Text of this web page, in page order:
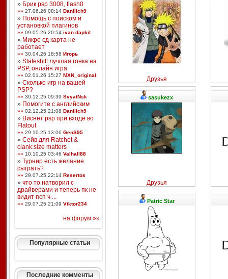
» Брик psp 3008, flash0
»» 27.06.26 08:14 Danilich9
» Помощь с поиском и
установкой плагинов
»» 09.05.26 20:54 ivan dapkit
» Микро сд карта не
работает
»» 30.04.26 18:58 Игорь
» Stateshift лучшая гонка на
PSP, онлайн игра
»» 02.01.26 15:27 MXN_original
» Сколько игр на вашей
PSP?
»» 30.12.25 09:39 SvyatNsk
» Помогите с английским
»» 02.12.25 21:08 Danilich9
» Виснет psp при входе во
Flatout
»» 29.10.25 13:06 GenS95
» Сейв для Ratchet &
clank:size matters
»» 10.10.25 03:46 Valhall88
» Турнир есть желание
сыграть?
»» 29.07.25 22:14 Resertos
» что то натворил с
драйверами и теперь пк не
видит псп ч ...
»» 29.07.25 21:09 Viktor234
на форум »»
Популярные статьи
Последние комменты
Друзья
sasukezx
Друзья
Patric Star